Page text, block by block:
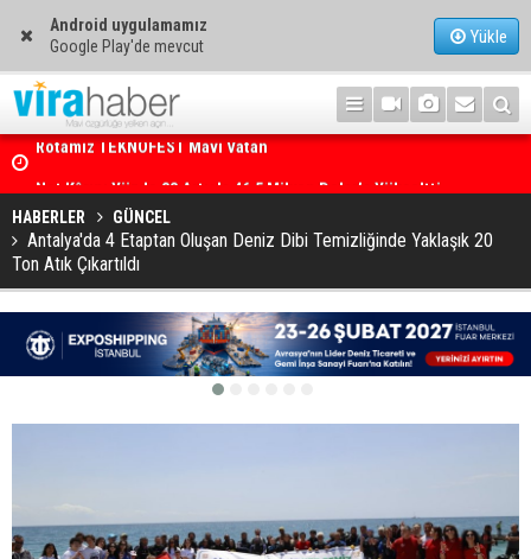
Android uygulamamız
Google Play'de mevcut
Yükle
HABERLER GÜNCEL
Antalya'da 4 Etaptan Oluşan Deniz Dibi Temizliğinde Yaklaşık 20
Ton Atık Çıkartıldı